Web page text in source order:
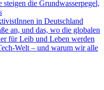
die Grundwasserpegel,
in Deutschland
an, und das, wo die globalen
für Leib und Leben werden
Welt – und warum wir alle